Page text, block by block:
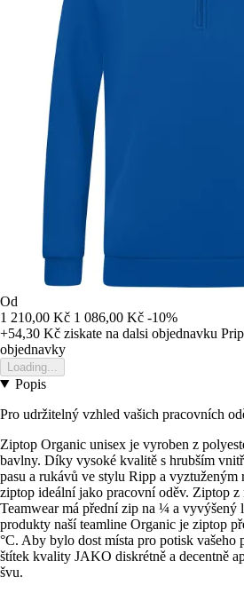
Od
1 210,00 Kč 1 086,00 Kč -10%
+54,30 Kč ziskate na dalsi objednavku
objednavky
Loading...
Popis
Pro udržitelný vzhled vašich pracovních
Ziptop Organic unisex je vyroben z
bavlny. Díky vysoké kvalitě s hrubším
pasu a rukávů ve stylu Ripp a vyztuženým
ziptop ideální jako pracovní oděv. Ziptop z
Teamwear má přední zip na ¼ a vyvýšený
produkty naší teamline Organic je ziptop
°C. Aby bylo dost místa pro potisk vašeho
štítek kvality JAKO diskrétně a decentně
švu.